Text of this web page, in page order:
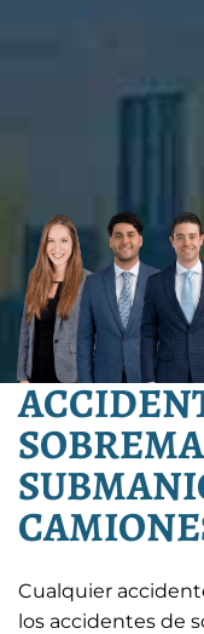
Cualquier
los accidentes de